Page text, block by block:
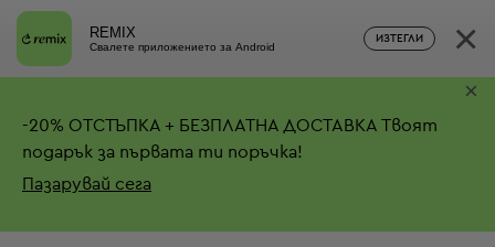
REMIX
Свалете приложението за Android
ИЗТЕГЛИ ×
-20% ОТСТЪПКА + БЕЗПЛАТНА ДОСТАВКА Твоят
подарък за първата ти поръчка!
Пазарувай сега
×